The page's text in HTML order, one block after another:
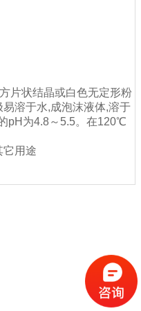
片状结晶或白色无定形粉
溶于水,成泡沫液体,溶于
pH为4.8～5.5。在120℃
它用途